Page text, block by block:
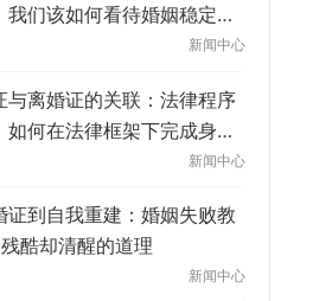
我们该如何看待婚姻稳定
新闻中心
与离婚证的关联：法律程序
如何在法律框架下完成身份
缝切换”？
新闻中心
证到自我重建：婚姻失败教
酷却清醒的道理
新闻中心